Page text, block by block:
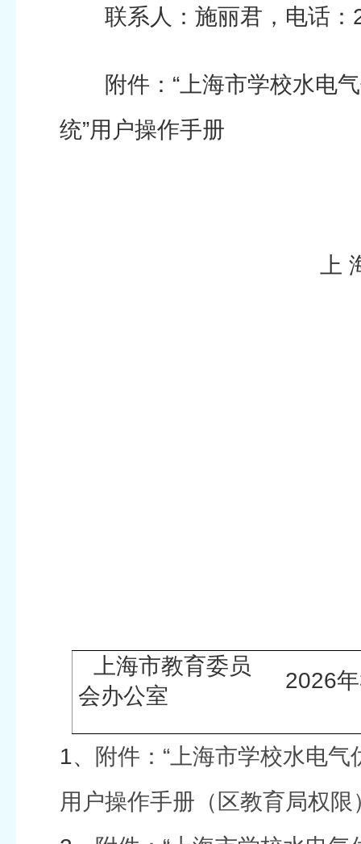
联系人：施丽君，电话：
附件：“上海市学校水电气
统”用户操作手册
上 海
上海市教育委员
会办公室
2026
1、
附件：“上海市学校水电气
用户操作手册（区教育局权限